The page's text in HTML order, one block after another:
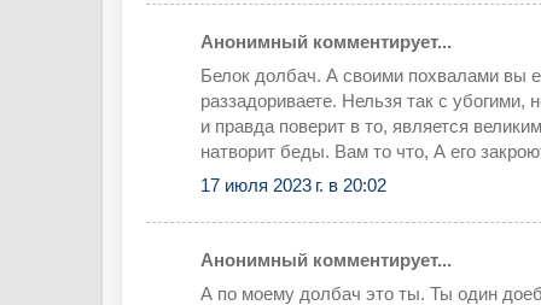
Анонимный комментирует...
Белок долбач. А своими похвалами вы
раззадориваете. Нельзя так с убогими,
и правда поверит в то, является
натворит беды. Вам то что, А его
17 июля 2023 г. в 20:02
Анонимный комментирует...
А по моему долбач это ты. Ты один